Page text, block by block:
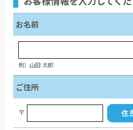
お名前
例）山田 太郎
ご住所
〒 住